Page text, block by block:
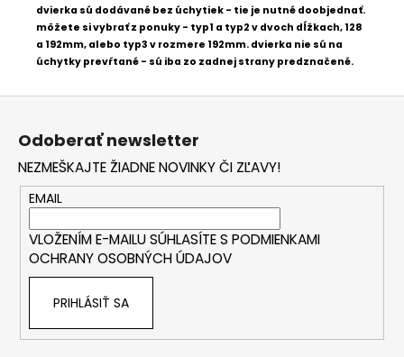
dvierka sú dodávané bez úchytiek - tie je nutné doobjednať.
môžete si vybrať z ponuky - typ1 a typ2 v dvoch dĺžkach, 128
a 192mm, alebo typ3 v rozmere 192mm. dvierka nie sú na
úchytky prevŕtané - sú iba zo zadnej strany predznačené.
Z
Odoberať newsletter
NEZMEŠKAJTE ŽIADNE NOVINKY ČI ZĽAVY!
EMAIL
VLOŽENÍM E-MAILU SÚHLASÍTE S PODMIENKAMI
OCHRANY OSOBNÝCH ÚDAJOV
PRIHLÁSIŤ SA